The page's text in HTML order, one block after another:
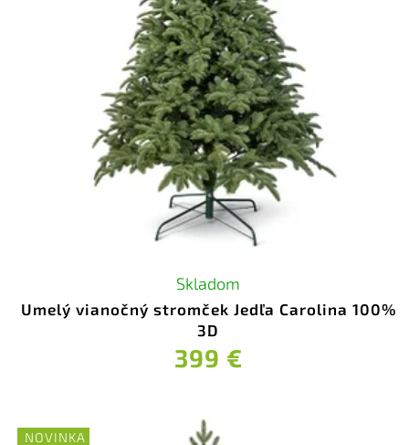
Umelý vianočný stromček Jedľa Carolina 100%
3D
Skladom
399 €
NOVINKA